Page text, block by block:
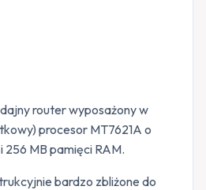
router wyposażony w
procesor MT7621A o
MB pamięci RAM.
bardzo zbliżone do